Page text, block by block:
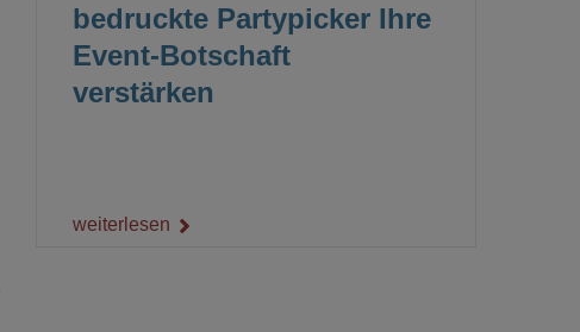
bedruckte Partypicker Ihre
Event-Botschaft
verstärken
weiterlesen